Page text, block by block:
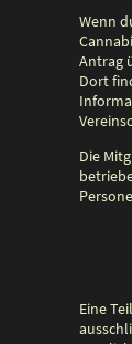
Wenn
Antrag
Dort
Die
Eine